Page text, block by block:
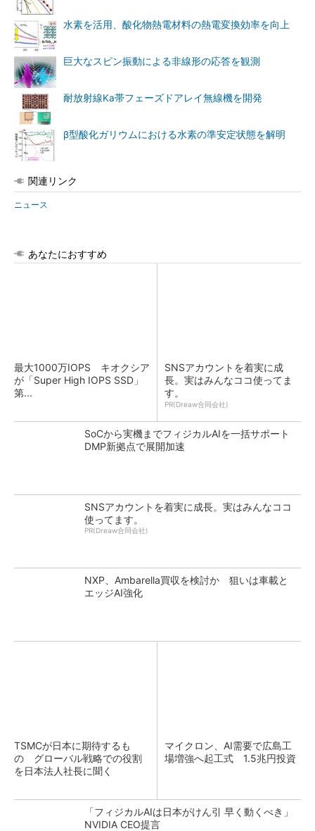
水素を活用、酸化物熱電材料の熱電変換効率を向上
巨大なスピン振動による非線形の応答を観測
耐放射線Ka帯フェーズドアレイ無線機を開発
β型酸化ガリウムにおける水素の準安定状態を解明
関連リンク
ニュース
あなたにおすすめ
最大1000万IOPS キオクシア
が「Super High IOPS SSD」
第...
SNSアカウントを着実に成
長。実はみんなココ使ってま
す。
PR(Dreaw合同会社)
SoCから実機までフィジカルAIを一括サポート
DMP新拠点で展開加速
SNSアカウントを着実に成長。実はみんなココ
使ってます。
PR(Dreaw合同会社)
NXP、Ambarella買収を検討か 狙いは車載と
エッジAI強化
TSMCが日本に期待するも
の グローバル戦略での役割
を日本法人社長に聞く
マイクロン、AI需要で広島工
場増強へ起工式 1.5兆円投資
「フィジカルAIは日本がけん引 早く動くべき」
NVIDIA CEO提言